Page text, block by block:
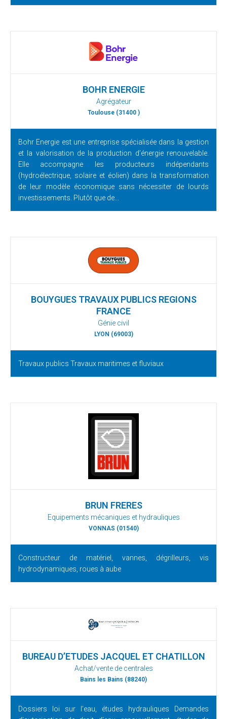
BOHR ENERGIE
Agrégateur
Toulouse (31400 )
Bohr Energie est une entreprise spécialisée dans la gestion
et la valorisation de la production d’énergie renouvelable.
Elle accompagne les producteurs indépendants
(hydroélectrique, solaire et éolien) dans la transformation
de leur modèle économique sans nécessiter de lourds
investissements. Plutôt que de...
BOUYGUES TRAVAUX PUBLICS REGIONS
FRANCE
Génie civil
LYON (69003)
Travaux publics Travaux maritimes et fluviaux
BRUN FRERES
Equipements mécaniques et hydrauliques
VONNAS (01540)
Constructeur de matériel, vannes, dégrilleurs, vis
hydrodynamiques, roues à aube
BUREAU D’ETUDES JACQUEL ET CHATILLON
Achat/vente de centrales
Bains les Bains (88240)
Dossiers loi sur l’eau, études hydrauliques Demandes